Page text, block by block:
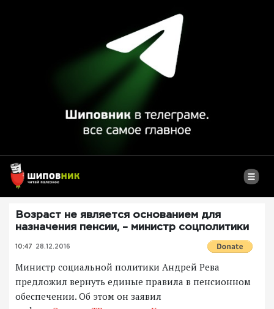
Возраст не является основанием для
назначения пенсии, – министр соцполитики
10:47 28.12.2016
Министр социальной политики Андрей Рева
предложил вернуть единые правила в пенсионном
обеспечении. Об этом он заявил